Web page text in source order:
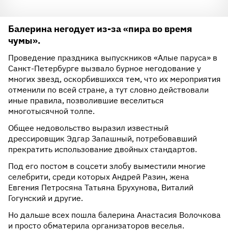
Балерина негодует из-за «пира во время
чумы».
Проведение праздника выпускников «Алые паруса» в
Санкт-Петербурге вызвало бурное негодование у
многих звезд, оскорбившихся тем, что их мероприятия
отменили по всей стране, а тут словно действовали
иные правила, позволившие веселиться
многотысячной толпе.
Общее недовольство выразил известный
дрессировщик Эдгар Запашный, потребовавший
прекратить использование двойных стандартов.
Под его постом в соцсети злобу выместили многие
селебрити, среди которых Андрей Разин, жена
Евгения Петросяна Татьяна Брухунова, Виталий
Гогунский и другие.
Но дальше всех пошла балерина Анастасия Волочкова
и просто обматерила организаторов веселья.